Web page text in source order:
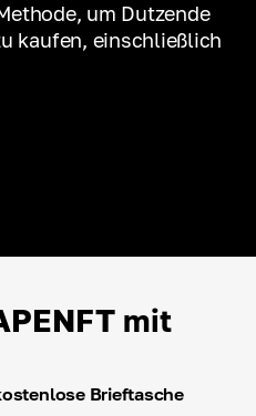
um Dutzende
kaufen, einschließlich
mit
Brieftasche